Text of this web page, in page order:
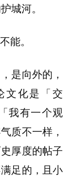
城河。
能。
是向外的，
文化是「交
我有一个观
质不一样，
厚度的帖子
足的，且小